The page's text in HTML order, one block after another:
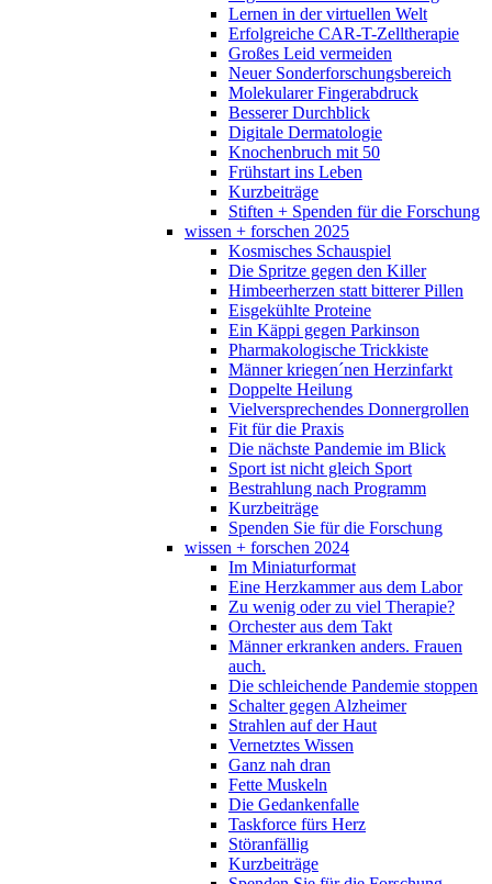
Lernen in der virtuellen Welt
Erfolgreiche CAR-T-Zelltherapie
Großes Leid vermeiden
Neuer Sonderforschungsbereich
Molekularer Fingerabdruck
Besserer Durchblick
Digitale Dermatologie
Knochenbruch mit 50
Frühstart ins Leben
Kurzbeiträge
Stiften + Spenden für die Forschung
wissen + forschen 2025
Kosmisches Schauspiel
Die Spritze gegen den Killer
Himbeerherzen statt bitterer Pillen
Eisgekühlte Proteine
Ein Käppi gegen Parkinson
Pharmakologische Trickkiste
Männer kriegen´nen Herzinfarkt
Doppelte Heilung
Vielversprechendes Donnergrollen
Fit für die Praxis
Die nächste Pandemie im Blick
Sport ist nicht gleich Sport
Bestrahlung nach Programm
Kurzbeiträge
Spenden Sie für die Forschung
wissen + forschen 2024
Im Miniaturformat
Eine Herzkammer aus dem Labor
Zu wenig oder zu viel Therapie?
Orchester aus dem Takt
Männer erkranken anders. Frauen
auch.
Die schleichende Pandemie stoppen
Schalter gegen Alzheimer
Strahlen auf der Haut
Vernetztes Wissen
Ganz nah dran
Fette Muskeln
Die Gedankenfalle
Taskforce fürs Herz
Störanfällig
Kurzbeiträge